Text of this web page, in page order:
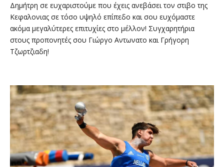
Δημήτρη σε ευχαριστούμε που έχεις ανεβάσει τον στιβο της
Κεφαλονιας σε τόσο υψηλό επίπεδο και σου ευχόμαστε
ακόμα μεγαλύτερες επιτυχίες στο μέλλον! Συγχαρητήρια
στους προπονητές σου Γιώργο Αντωνατο και Γρήγορη
Τζωρτζιαδη!